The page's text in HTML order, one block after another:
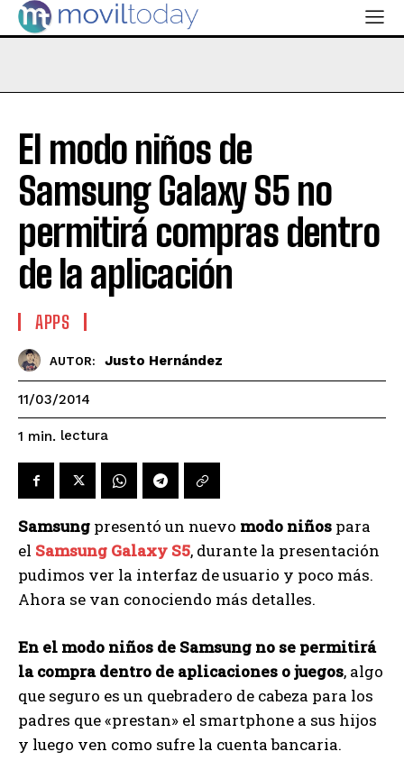
El modo niños de
Samsung Galaxy S5 no
permitirá compras dentro
de la aplicación
APPS
AUTOR: Justo Hernández
11/03/2014
1 min. lectura
Samsung presentó un nuevo modo niños para
el Samsung Galaxy S5, durante la presentación
pudimos ver la interfaz de usuario y poco más.
Ahora se van conociendo más detalles.
En el modo niños de Samsung no se permitirá
la compra dentro de aplicaciones o juegos, algo
que seguro es un quebradero de cabeza para los
padres que «prestan» el smartphone a sus hijos
y luego ven como sufre la cuenta bancaria.